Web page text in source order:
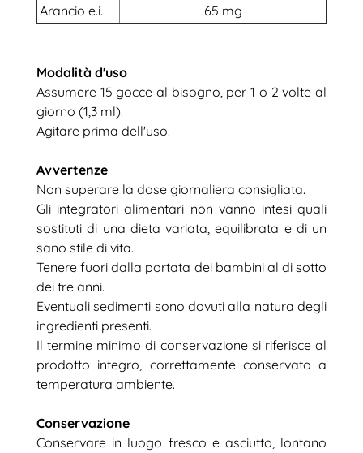
Arancio e.i. 65 mg
Modalità d'uso
Assumere 15 gocce al bisogno, per 1 o 2 volte al
giorno (1,3 ml).
Agitare prima dell'uso.
Avvertenze
Non superare la dose giornaliera consigliata.
Gli integratori alimentari non vanno intesi quali
sostituti di una dieta variata, equilibrata e di un
sano stile di vita.
Tenere fuori dalla portata dei bambini al di sotto
dei tre anni.
Eventuali sedimenti sono dovuti alla natura degli
ingredienti presenti.
Il termine minimo di conservazione si riferisce al
prodotto integro, correttamente conservato a
temperatura ambiente.
Conservazione
Conservare in luogo fresco e asciutto, lontano